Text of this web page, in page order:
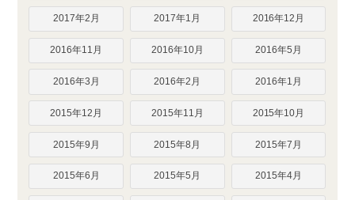
2017年2月 2017年1月 2016年12月
2016年11月 2016年10月 2016年5月
2016年3月 2016年2月 2016年1月
2015年12月 2015年11月 2015年10月
2015年9月 2015年8月 2015年7月
2015年6月 2015年5月 2015年4月